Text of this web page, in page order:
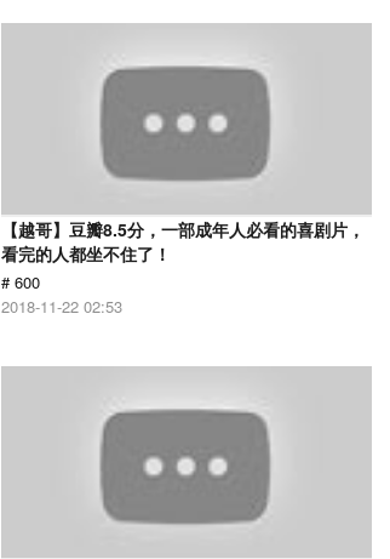
【越哥】豆瓣8.5分，一部成年人必看的喜剧片，
看完的人都坐不住了！
# 600
2018-11-22 02:53